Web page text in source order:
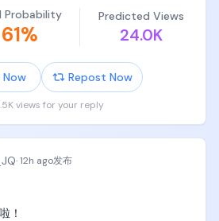
头5：抱上转动的柱子（Rear Side
固定侧机位，能看清管道正在转。
管道靠电机持续匀速自转，湿润的乙
层水膜，红色火焰纹随转动不断卷过
跳下俯身跨上管道根部，胸腹、双
。管道的自转立刻把她整个人往右
管道的转向反向调整重心，交替小
Probability
61%
Predicted Views
24.0K
Now Repost Now
views for your reply
·12h ago发布
！